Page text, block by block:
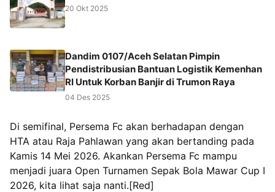
20 Okt 2025
‎Dandim 0107/Aceh Selatan Pimpin
Pendistribusian Bantuan Logistik Kemenhan
RI Untuk Korban Banjir di Trumon Raya ‎
04 Des 2025
Di semifinal, Persema Fc akan berhadapan dengan
HTA atau Raja Pahlawan yang akan bertanding pada
Kamis 14 Mei 2026. Akankan Persema Fc mampu
menjadi juara Open Turnamen Sepak Bola Mawar Cup I
2026, kita lihat saja nanti.[Red]